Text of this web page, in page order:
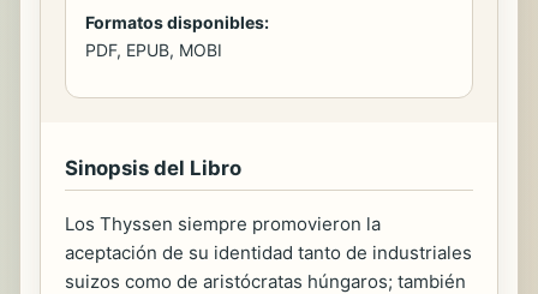
Formatos disponibles:
PDF, EPUB, MOBI
Sinopsis del Libro
Los Thyssen siempre promovieron la
aceptación de su identidad tanto de industriales
suizos como de aristócratas húngaros; también